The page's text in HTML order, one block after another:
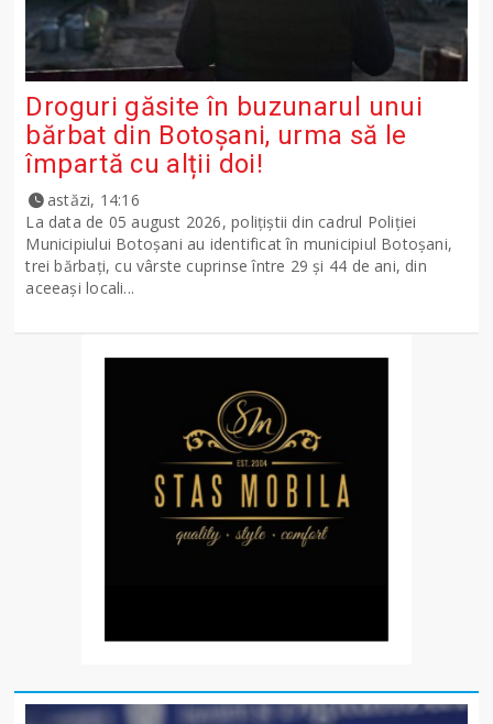
Droguri găsite în buzunarul unui
bărbat din Botoșani, urma să le
împartă cu alții doi!
astăzi, 14:16
La data de 05 august 2026, polițiștii din cadrul Poliției
Municipiului Botoșani au identificat în municipiul Botoșani,
trei bărbați, cu vârste cuprinse între 29 și 44 de ani, din
aceeași locali...